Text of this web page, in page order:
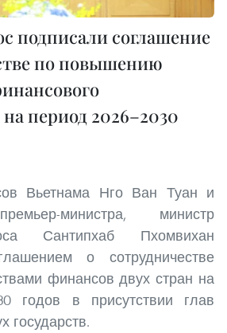
подписали соглашение
по повышению
период 2026–2030
Вьетнама Нго Ван Туан и
министра, министр
Сантипхаб Пхомвихан
о сотрудничестве
финансов двух стран на
годов в присутствии глав
государств.